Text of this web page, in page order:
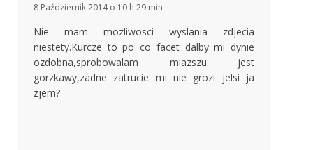
8 Październik 2014 o 10 h 29 min
Nie mam mozliwosci wyslania zdjecia
niestety.Kurcze to po co facet dalby mi dynie
ozdobna,sprobowalam miazszu jest
gorzkawy,zadne zatrucie mi nie grozi jelsi ja
zjem?